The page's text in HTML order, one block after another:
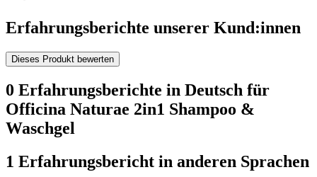
Erfahrungsberichte unserer Kund:innen
Dieses Produkt bewerten
0 Erfahrungsberichte in Deutsch für
Officina Naturae 2in1 Shampoo &
Waschgel
1 Erfahrungsbericht in anderen Sprachen